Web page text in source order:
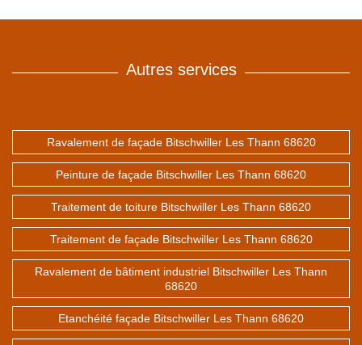
Autres services
Ravalement de façade Bitschwiller Les Thann 68620
Peinture de façade Bitschwiller Les Thann 68620
Traitement de toiture Bitschwiller Les Thann 68620
Traitement de façade Bitschwiller Les Thann 68620
Ravalement de bâtiment industriel Bitschwiller Les Thann
68620
Etanchéité façade Bitschwiller Les Thann 68620